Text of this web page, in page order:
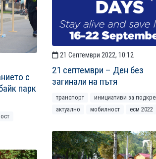
с
парк
21 Септември 2022, 10:12
21 септември – Ден без
загинали на пътя
транспорт
инициативи за
актуално
мобилност есм 2022